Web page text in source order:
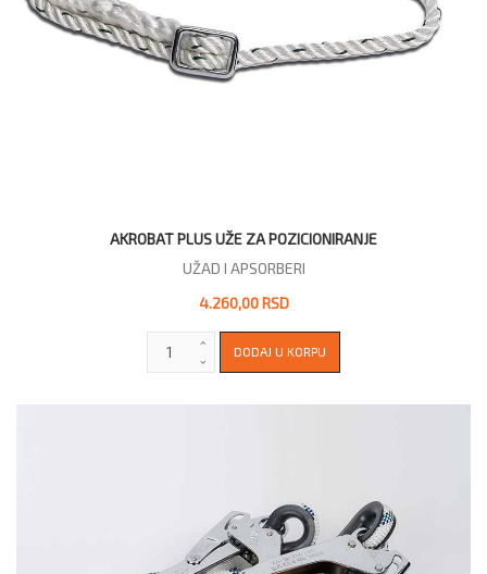
AKROBAT PLUS UŽE ZA POZICIONIRANJE
UŽAD I APSORBERI
4.260,00 RSD